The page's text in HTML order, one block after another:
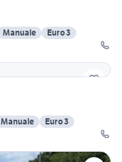
Manuale
Euro 3
Manuale
Euro 3